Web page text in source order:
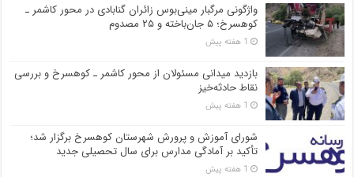
واژگونی مرگبار مینی‌بوس زائران گنابادی در محور کاشمر ـ
کوهسرخ؛ ۵ جان‌باخته و ۲۵ مصدوم
1 هفته پیش
بازدید میدانی مسئولان از محور کاشمر ـ کوهسرخ و بررسی
نقاط حادثه‌خیز
1 هفته پیش
شورای آموزش و پرورش شهرستان کوهسرخ برگزار شد؛
تأکید بر آمادگی مدارس برای سال تحصیلی جدید
1 هفته پیش